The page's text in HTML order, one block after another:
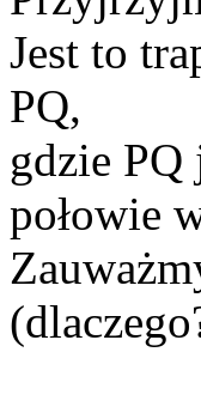
Jest to
PQ,
gdzie
połowie